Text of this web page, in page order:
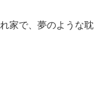
家で、夢のような耽